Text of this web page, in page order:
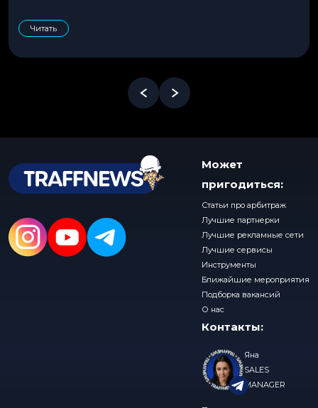
Читать
Может
пригодиться:
Статьи про арбитраж
Лучшие партнерки
Лучшие рекламные сети
Лучшие сервисы
Инструменты
Ближайшие мероприятия
Подборка вакансий
О нас
Контакты:
Яна
SALES
MANAGER